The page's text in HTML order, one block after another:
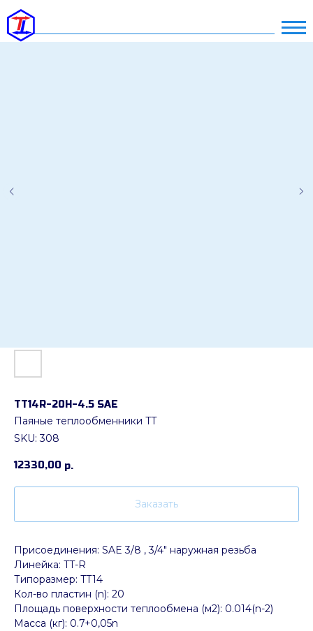
ТТ14R-20H-4.5 SAE
Паяные теплообменники TT
SKU:308
12330,00 р.
Заказать
Присоединения: SAE 3/8 , 3/4" наружная резьба
Линейка: TT-R
Типоразмер: TT14
Кол-во пластин (n): 20
Площадь поверхности теплообмена (м2): 0.014(n-2)
Масса (кг): 0.7+0,05n